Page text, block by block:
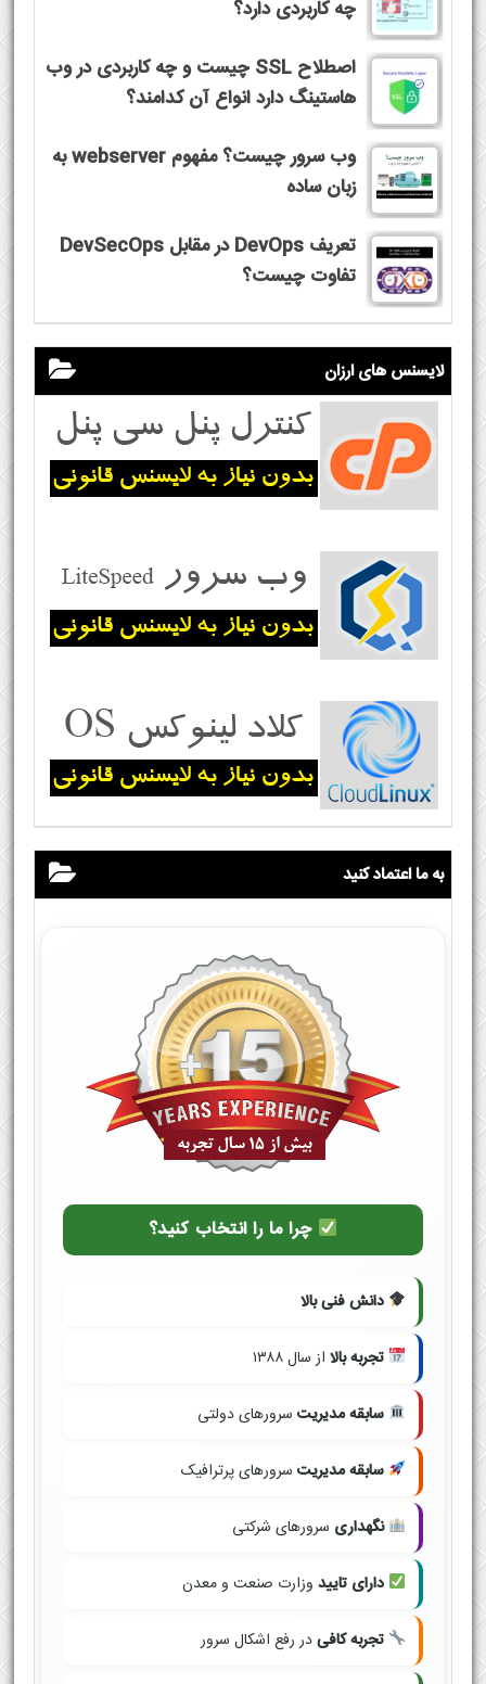
چه کاربردی دارد؟
اصطلاح SSL چیست و چه کاربردی در وب
هاستینگ دارد انواع آن کدامند؟
وب سرور چیست؟ مفهوم webserver به
زبان ساده
تعریف DevOps در مقابل DevSecOps
تفاوت چیست؟
لایسنس های ارزان
به ما اعتماد کنید
چرا ما را انتخاب کنید؟
دانش فنی بالا
تجربه بالا از سال ۱۳۸۸
سابقه مدیریت سرورهای دولتی
سابقه مدیریت سرورهای پرترافیک
نگهداری سرورهای شرکتی
دارای تایید وزارت صنعت و معدن
تجربه کافیدر رفع اشکال سرور